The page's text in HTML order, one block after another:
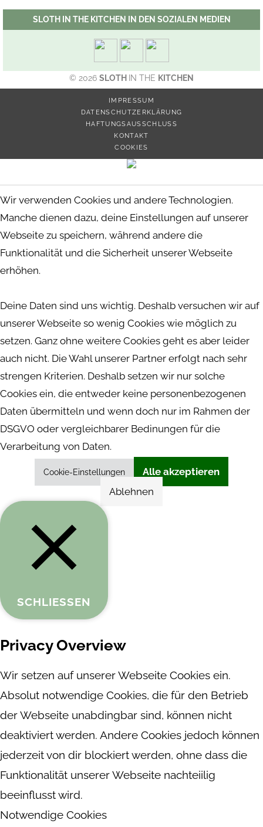
SLOTH IN THE KITCHEN IN DEN SOZIALEN MEDIEN
© 2026 SLOTH IN THE KITCHEN
IMPRESSUM
DATENSCHUTZERKLÄRUNG
HAFTUNGSAUSSCHLUSS
KONTAKT
COOKIES
Wir verwenden Cookies und andere Technologien.
Manche dienen dazu, deine Einstellungen auf unserer
Webseite zu speichern, während andere die
Funktionalität und die Sicherheit unserer Webseite
erhöhen.
Deine Daten sind uns wichtig. Deshalb versuchen wir auf
unserer Webseite so wenig Cookies wie möglich zu
setzen. Ganz ohne weitere Cookies geht es aber leider
auch nicht. Die Wahl unserer Partner erfolgt nach sehr
strengen Kriterien. Deshalb setzen wir nur solche
Cookies ein, die entweder keine personenbezogenen
Daten übermitteln und wenn doch nur im Rahmen der
DSGVO oder vergleichbarer Bedinungen für die
Verarbeitung von Daten.
Cookie-Einstellungen
Alle akzeptieren
Ablehnen
SCHLIESSEN
Privacy Overview
Wir setzen auf unserer Webseite Cookies ein.
Absolut notwendige Cookies, die für den Betrieb
der Webseite unabdingbar sind, können nicht
deaktiviert werden. Andere Cookies jedoch können
jederzeit von dir blockiert werden, ohne dass die
Funktionalität unserer Webseite nachteiilig
beeinflusst wird.
Notwendige Cookies